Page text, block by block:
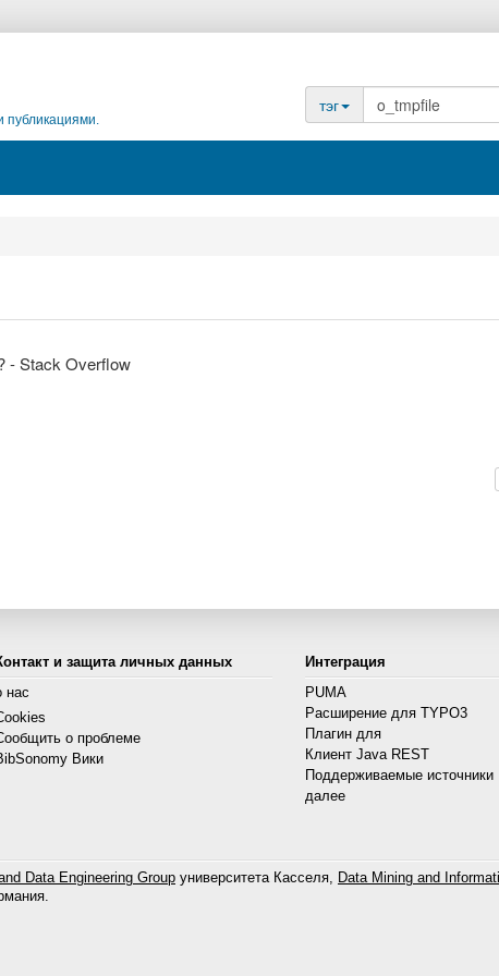
публикациями.
тэг
- Stack Overflow
и защита личных данных
нас
о проблеме
Вики
Интеграция
PUMA
Расширение для TYPO3
Плагин для
Клиент Java REST
Поддерживаемые источники
далее
Data Engineering Group университета Касселя, Data Mining and